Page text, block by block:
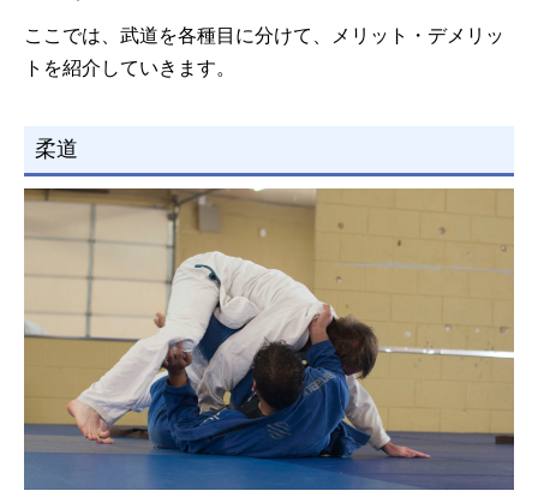
ここでは、武道を各種目に分けて、メリット・デメリッ
トを紹介していきます。
柔道